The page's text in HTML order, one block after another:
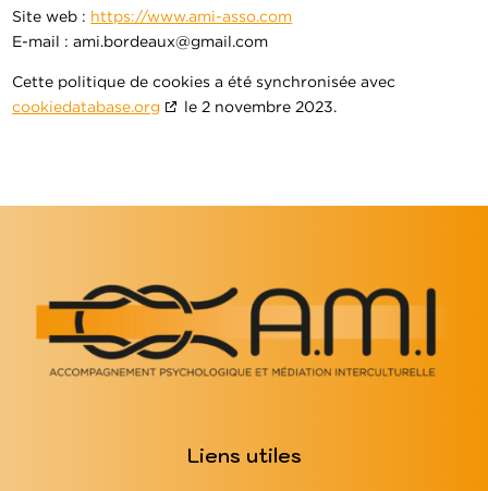
Site web : https://www.ami-asso.com
E-mail :moc.liamg@xuaedrob.ima
Cette politique de cookies a été synchronisée avec
cookiedatabase.org
le 2 novembre 2023.
Liens utiles